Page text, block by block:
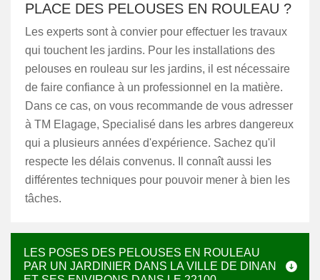
PLACE DES PELOUSES EN ROULEAU ?
Les experts sont à convier pour effectuer les travaux
qui touchent les jardins. Pour les installations des
pelouses en rouleau sur les jardins, il est nécessaire
de faire confiance à un professionnel en la matière.
Dans ce cas, on vous recommande de vous adresser
à TM Elagage, Specialisé dans les arbres dangereux
qui a plusieurs années d'expérience. Sachez qu'il
respecte les délais convenus. Il connaît aussi les
différentes techniques pour pouvoir mener à bien les
tâches.
LES POSES DES PELOUSES EN ROULEAU
PAR UN JARDINIER DANS LA VILLE DE DINAN